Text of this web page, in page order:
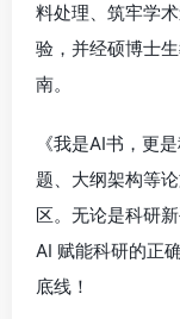
料处理、筑牢学
验，并经硕博士
南。
《我是AI书，更
题、大纲架构等
区。无论是科研
AI 赋能科研的正
底线！